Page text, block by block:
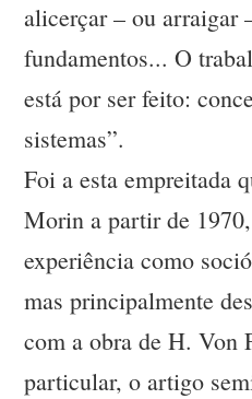
alicerçar – ou arraigar
fundamentos... O
está por ser feito:
sistemas”.
Foi a esta empreitada
Morin a partir de
experiência como
mas principalmente
com a obra de H. Von
particular, o artigo